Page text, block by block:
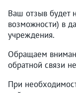
Ваш отзыв будет
возможности) в
учреждения.
Обращаем
обратной связи
При